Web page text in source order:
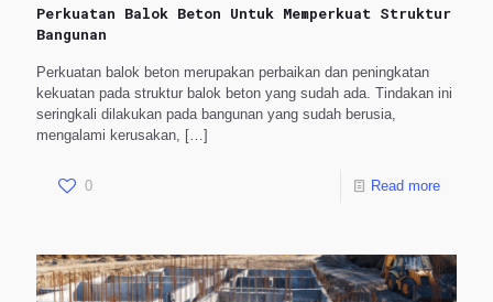
Perkuatan Balok Beton Untuk Memperkuat Struktur
Bangunan
Perkuatan balok beton merupakan perbaikan dan peningkatan
kekuatan pada struktur balok beton yang sudah ada. Tindakan ini
seringkali dilakukan pada bangunan yang sudah berusia,
mengalami kerusakan, […]
0 Read more